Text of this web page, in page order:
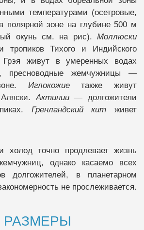
температурами (осетровые,
полярной зоне на глубине 500 м
окунь см. на рис). Моллюски
тропиков Тихого и Индийского
Грэя живут в умеренных водах
пресноводные жемчужницы —
Иглокожиетакже живут
Аляски.Актинии— долгожители
Гренландский кит живет
холод точно продлевает жизнь
однако касаемо всех
долгожителей, в планетарном
не прослеживается.
РАЗМЕРЫ